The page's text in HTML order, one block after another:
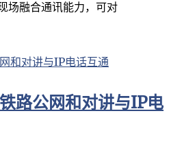
场融合通讯能力，可对
路公网和对讲与IP电